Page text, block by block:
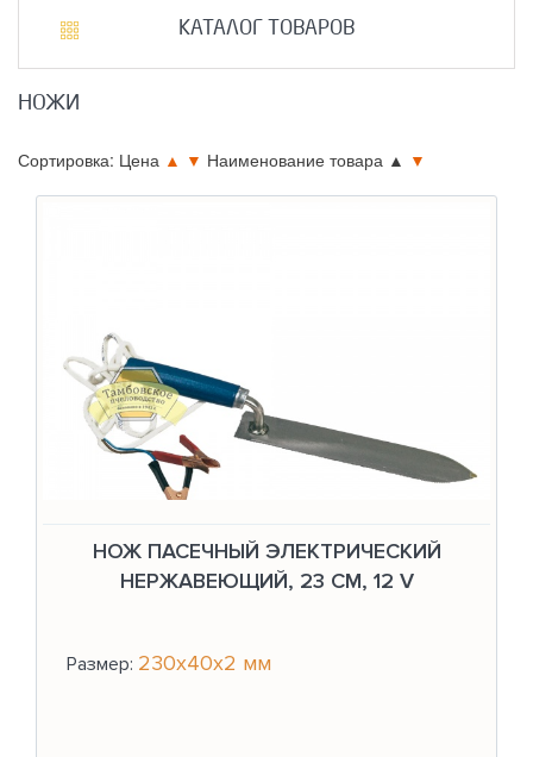
КАТАЛОГ ТОВАРОВ
НОЖИ
Сортировка: Цена ▲ ▼ Наименование товара ▲ ▼
НОЖ ПАСЕЧНЫЙ ЭЛЕКТРИЧЕСКИЙ
НЕРЖАВЕЮЩИЙ, 23 СМ, 12 V
Размер: 230х40х2 мм